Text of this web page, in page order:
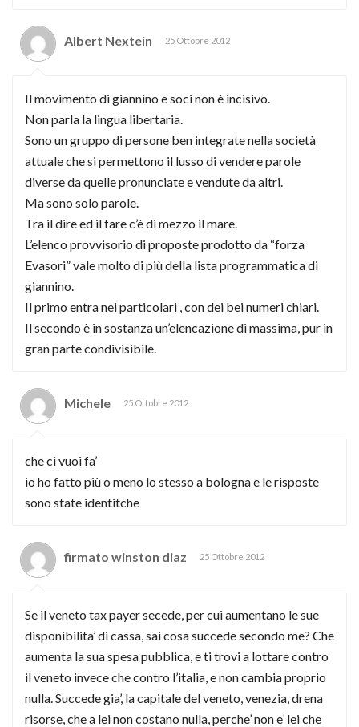
Albert Nextein 25 Ottobre 2012
Il movimento di giannino e soci non è incisivo.
Non parla la lingua libertaria.
Sono un gruppo di persone ben integrate nella società
attuale che si permettono il lusso di vendere parole
diverse da quelle pronunciate e vendute da altri.
Ma sono solo parole.
Tra il dire ed il fare c’è di mezzo il mare.
L’elenco provvisorio di proposte prodotto da “forza
Evasori” vale molto di più della lista programmatica di
giannino.
Il primo entra nei particolari , con dei bei numeri chiari.
Il secondo è in sostanza un’elencazione di massima, pur in
gran parte condivisibile.
Michele 25 Ottobre 2012
che ci vuoi fa’
io ho fatto più o meno lo stesso a bologna e le risposte
sono state identitche
firmato winston diaz 25 Ottobre 2012
Se il veneto tax payer secede, per cui aumentano le sue
disponibilita’ di cassa, sai cosa succede secondo me? Che
aumenta la sua spesa pubblica, e ti trovi a lottare contro
il veneto invece che contro l’italia, e non cambia proprio
nulla. Succede gia’, la capitale del veneto, venezia, drena
risorse, che a lei non costano nulla, perche’ non e’ lei che